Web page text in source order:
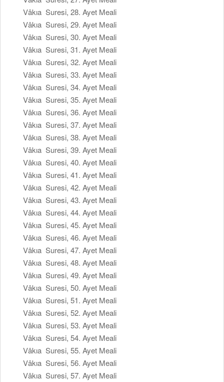
Vâkıa Suresi, 28. Ayet Meali
Vâkıa Suresi, 29. Ayet Meali
Vâkıa Suresi, 30. Ayet Meali
Vâkıa Suresi, 31. Ayet Meali
Vâkıa Suresi, 32. Ayet Meali
Vâkıa Suresi, 33. Ayet Meali
Vâkıa Suresi, 34. Ayet Meali
Vâkıa Suresi, 35. Ayet Meali
Vâkıa Suresi, 36. Ayet Meali
Vâkıa Suresi, 37. Ayet Meali
Vâkıa Suresi, 38. Ayet Meali
Vâkıa Suresi, 39. Ayet Meali
Vâkıa Suresi, 40. Ayet Meali
Vâkıa Suresi, 41. Ayet Meali
Vâkıa Suresi, 42. Ayet Meali
Vâkıa Suresi, 43. Ayet Meali
Vâkıa Suresi, 44. Ayet Meali
Vâkıa Suresi, 45. Ayet Meali
Vâkıa Suresi, 46. Ayet Meali
Vâkıa Suresi, 47. Ayet Meali
Vâkıa Suresi, 48. Ayet Meali
Vâkıa Suresi, 49. Ayet Meali
Vâkıa Suresi, 50. Ayet Meali
Vâkıa Suresi, 51. Ayet Meali
Vâkıa Suresi, 52. Ayet Meali
Vâkıa Suresi, 53. Ayet Meali
Vâkıa Suresi, 54. Ayet Meali
Vâkıa Suresi, 55. Ayet Meali
Vâkıa Suresi, 56. Ayet Meali
Vâkıa Suresi, 57. Ayet Meali